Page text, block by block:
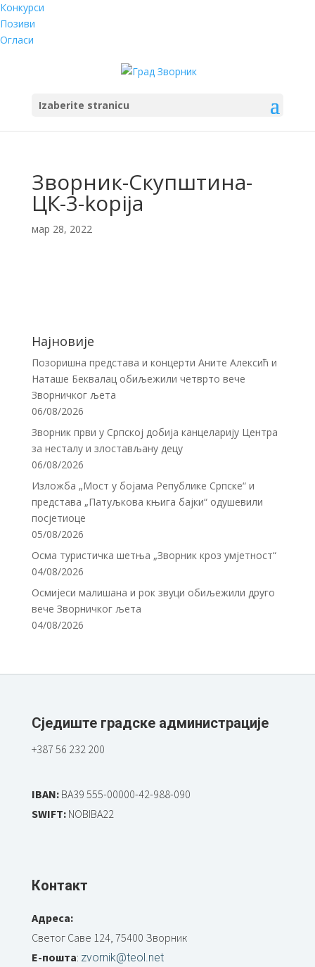
Конкурси
Позиви
Огласи
Izaberite stranicu
Зворник-Скупштина-
ЦК-3-kopija
мар 28, 2022
Најновије
Позоришна представа и концерти Аните Алексић и
Наташе Беквалац обиљежили четврто вече
Зворничког љета
06/08/2026
Зворник први у Српској добија канцеларију Центра
за несталу и злостављану децу
06/08/2026
Изложба „Мост у бојама Републике Српске“ и
представа „Патуљкова књига бајки“ одушевили
посјетиоце
05/08/2026
Осма туристичка шетња „Зворник кроз умјетност“
04/08/2026
Осмијеси малишана и рок звуци обиљежили друго
вече Зворничког љета
04/08/2026
Сједиште градске администрације
+387 56 232 200
IBAN:BA39 555-00000-42-988-090
SWIFT:NOBIBA22
Контакт
Адреса:
Светог Саве 124, 75400 Зворник
Е-пошта: zvornik@teol.net